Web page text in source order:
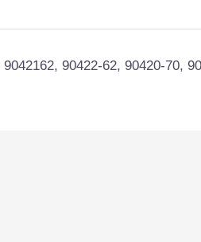
90422-62, 90420-70,